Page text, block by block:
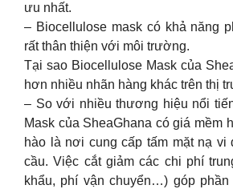
ưu nhất.
– Biocellulose mask có khả năng
rất thân thiện với môi trường.
Tại sao Biocellulose Mask của
hơn nhiều nhãn hàng khác trên thị
– So với nhiều thương hiệu nổi
Mask của SheaGhana có giá mềm
hào là nơi cung cấp tấm mặt nạ vi
cầu. Việc cắt giảm các chi phí
khẩu, phí vận chuyển…) góp phần